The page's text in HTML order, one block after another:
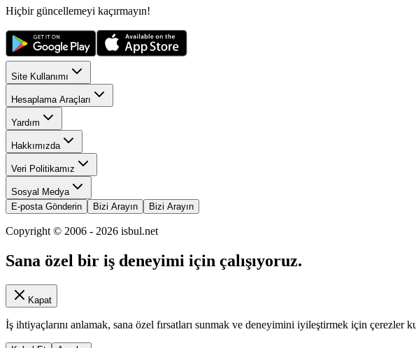
Hiçbir güncellemeyi kaçırmayın!
Site Kullanımı
Hesaplama Araçları
Yardım
Hakkımızda
Veri Politikamız
Sosyal Medya
E-posta Gönderin
Bizi Arayın Bizi Arayın
Copyright © 2006 - 2026 isbul.net
Sana özel bir iş deneyimi için çalışıyoruz.
Kapat
İş ihtiyaçlarını anlamak, sana özel fırsatları sunmak ve deneyimini iyileştirmek için